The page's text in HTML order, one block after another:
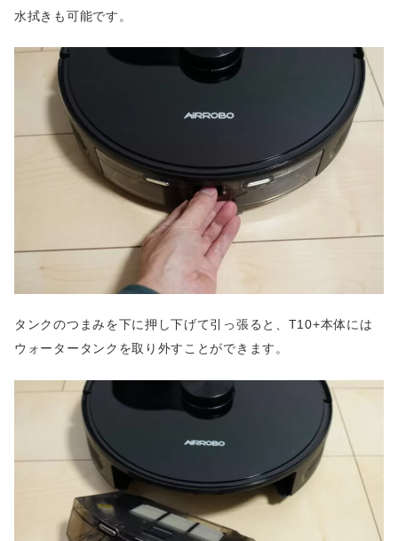
水拭きも可能です。
タンクのつまみを下に押し下げて引っ張ると、T10+本体には
ウォータータンクを取り外すことができます。